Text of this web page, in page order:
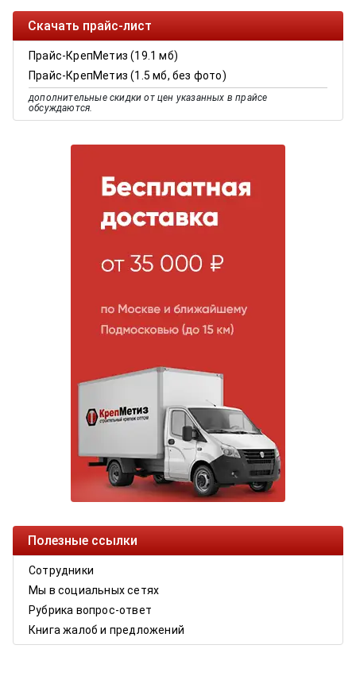
Скачать прайс-лист
Прайс-КрепМетиз (19.1 мб)
Прайс-КрепМетиз (1.5 мб, без фото)
дополнительные скидки от цен указанных в прайсе
обсуждаются.
Полезные ссылки
Сотрудники
Мы в социальных сетях
Рубрика вопрос-ответ
Книга жалоб и предложений